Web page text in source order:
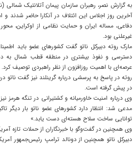
به گزارش نصر، رهبران سازمان پیمان آتلانتیک شمالی
آخرین روز اجلاس این ائتلاف در آنکارا حاضر شدند
دفاعی، مساله ایران و حمایت نظامی از اوکراین،
غیرعلنی بود.
مارک روته دبیرکل ناتو گفت کشورهای عضو باید
دسترسی و نفوذ بیشتری در منطقه قطب شمال به
عرصه‌ای با اهمیت روزافزون از نظر راهبردی توصیف کرد.
روته در پاسخ به پرسشی درباره گرینلند نیز گفت ناتو
در پیش گرفته است.
وی درباره امنیت خاورمیانه و کشتیرانی در تنگه هرمز
مدعی شد: انتظار دارد کشورهای عضو ناتو بار دیگر
توانایی ساخت سلاح هسته‌ای دست یابد.»
وی همچنین در گفت‌وگو با خبرنگاران از حملات تازه
دبیرکل ناتو همچنین از دونالد ترامپ رئیس‌جمهور